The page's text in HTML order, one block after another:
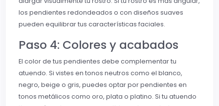
los pendientes redondeados o con diseños suaves
pueden equilibrar tus características faciales.
Paso 4: Colores y acabados
El color de tus pendientes debe complementar tu
atuendo. Si vistes en tonos neutros como el blanco,
negro, beige o gris, puedes optar por pendientes en
tonos metálicos como oro, plata o platino. Si tu atuendo